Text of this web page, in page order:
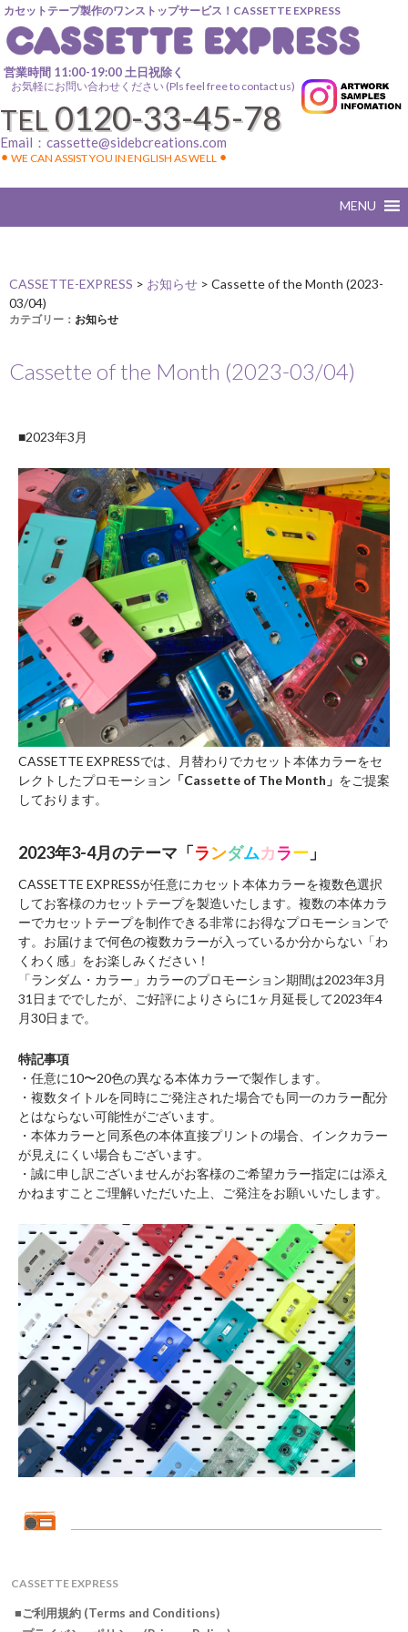
カセットテープ製作のワンストップサービス！CASSETTE EXPRESS
営業時間 11:00-19:00 土日祝除く
お気軽にお問い合わせください (Pls feel free to contact us)
TEL 0120-33-45-78
Email： cassette@sidebcreations.com
⚫︎ WE CAN ASSIST YOU IN ENGLISH AS WELL ⚫︎
CASSETTE-EXPRESS > お知らせ > Cassette of the Month (2023-
03/04)
カテゴリー： お知らせ
Cassette of the Month (2023-03/04)
■2023年3月
CASSETTE EXPRESSでは、月替わりでカセット本体カラーをセ
レクトしたプロモーション 「Cassette of The Month」 をご提案
しております。
2023年3-4月のテーマ「ランダムカラー 」
CASSETTE EXPRESSが任意にカセット本体カラーを複数色選択
してお客様のカセットテープを製造いたします。複数の本体カラ
ーでカセットテープを制作できる非常にお得なプロモーションで
す。お届けまで何色の複数カラーが入っているか分からない「わ
くわく感」をお楽しみください！
「ランダム・カラー」カラーのプロモーション期間は2023年3月
31日まででしたが、ご好評によりさらに1ヶ月延長して2023年4
月30日まで。
特記事項
・任意に10〜20色の異なる本体カラーで製作します。
・複数タイトルを同時にご発注された場合でも同一のカラー配分
とはならない可能性がございます。
・本体カラーと同系色の本体直接プリントの場合、インクカラー
が見えにくい場合もございます。
・誠に申し訳ございませんがお客様のご希望カラー指定には添え
かねますことご理解いただいた上、ご発注をお願いいたします。
CASSETTE EXPRESS
■ご利用規約 (Terms and Conditions)